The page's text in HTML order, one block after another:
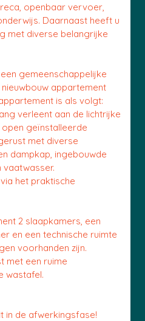
openbaar vervoer,
Daarnaast heeft u
met diverse belangrijke
gemeenschappelijke
appartement
is als volgt:
verleent aan de lichtrijke
geïnstalleerde
met diverse
dampkap, ingebouwde
vaatwasser.
het praktische
2 slaapkamers, een
en een technische ruimte
voorhanden zijn.
met een ruime
wastafel.
in de afwerkingsfase!